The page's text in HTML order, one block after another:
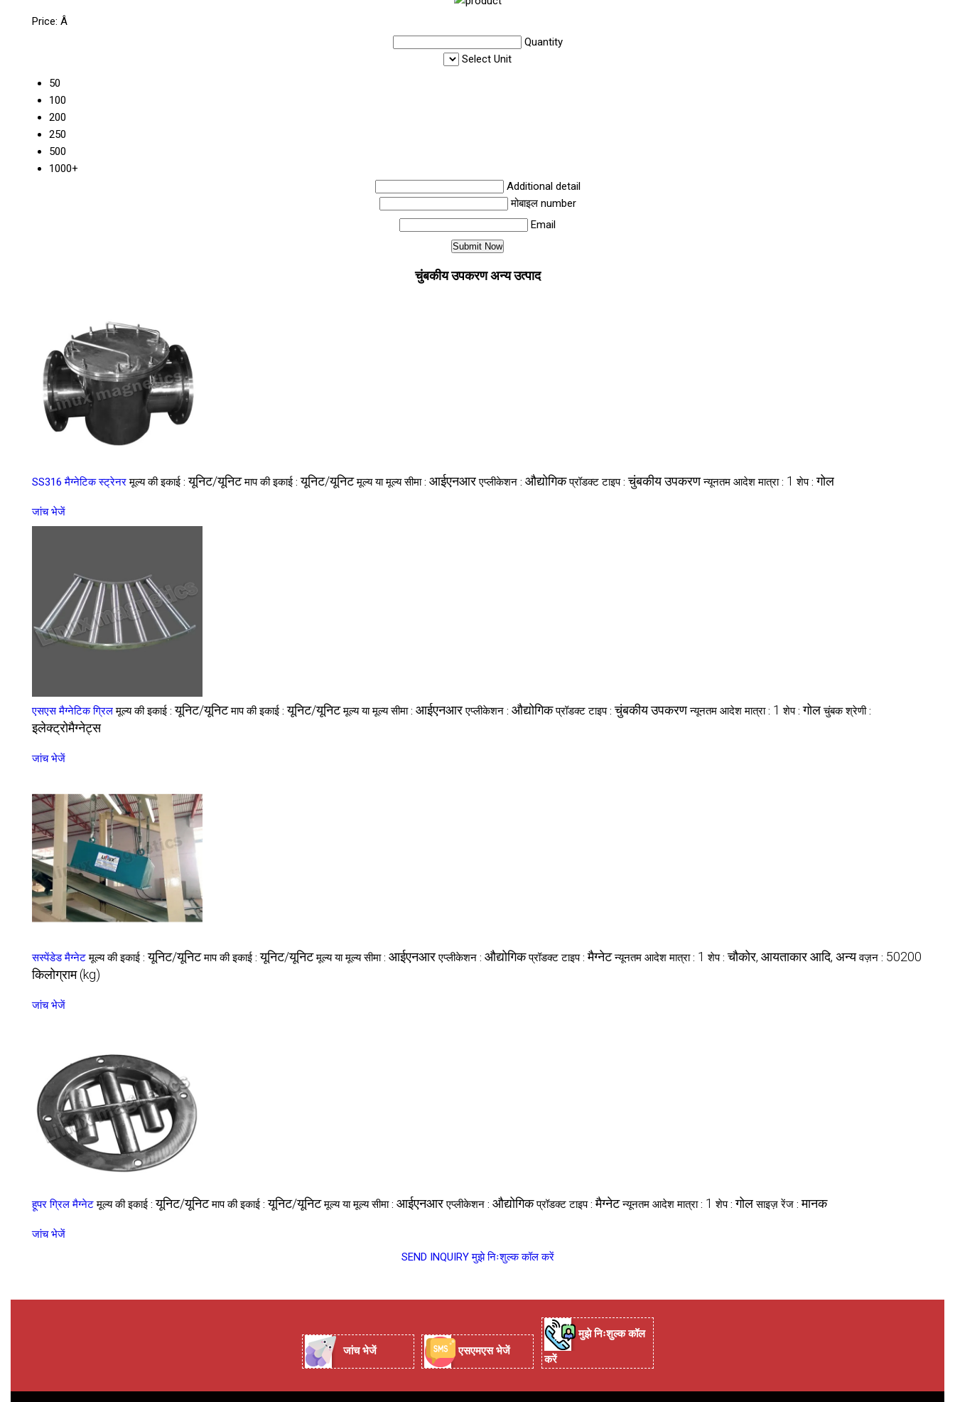
Price: Â
Quantity
Select Unit
50
100
200
250
500
1000+
Additional detail
मोबाइल number
Email
चुंबकीय उपकरण अन्य उत्पाद
SS316 मैग्नेटिक स्ट्रेनर मूल्य की इकाई :यूनिट/यूनिट माप की इकाई :यूनिट/यूनिट मूल्य या मूल्य सीमा : आईएनआर एप्लीकेशन : औद्योगिक प्रॉडक्ट टाइप :चुंबकीय उपकरण न्यूनतम आदेश मात्रा : 1 शेप :गोल
जांच भेजें
एसएस मैग्नेटिक ग्रिल मूल्य की इकाई :यूनिट/यूनिट माप की इकाई :यूनिट/यूनिट मूल्य या मूल्य सीमा : आईएनआर एप्लीकेशन : औद्योगिक प्रॉडक्ट टाइप :चुंबकीय उपकरण न्यूनतम आदेश मात्रा : 1 शेप :गोल चुंबक श्रेणी :
इलेक्ट्रोमैग्नेट्स
जांच भेजें
सस्पेंडेड मैग्नेट मूल्य की इकाई :यूनिट/यूनिट माप की इकाई :यूनिट/यूनिट मूल्य या मूल्य सीमा : आईएनआर एप्लीकेशन : औद्योगिक प्रॉडक्ट टाइप :मैग्नेट न्यूनतम आदेश मात्रा : 1 शेप :चौकोर, आयताकार आदि, अन्य वज़न : 50200
किलोग्राम (kg)
जांच भेजें
हूपर ग्रिल मैग्नेट मूल्य की इकाई :यूनिट/यूनिट माप की इकाई :यूनिट/यूनिट मूल्य या मूल्य सीमा : आईएनआर एप्लीकेशन : औद्योगिक प्रॉडक्ट टाइप :मैग्नेट न्यूनतम आदेश मात्रा : 1 शेप :गोल साइज़ रेंज :मानक
जांच भेजें
SEND INQUIRY मुझे निःशुल्क कॉल करें
जांच भेजें एसएमएस भेजें
मुझे निःशुल्क कॉल
करें